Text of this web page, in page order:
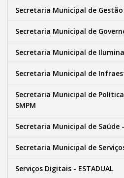
Secretaria Municipal de Gestão
Secretaria Municipal de
Secretaria Municipal de
Secretaria Municipal de
Secretaria Municipal de
SMPM
Secretaria Municipal de Saúde
Secretaria Municipal de
Serviços Digitais - ESTADUAL